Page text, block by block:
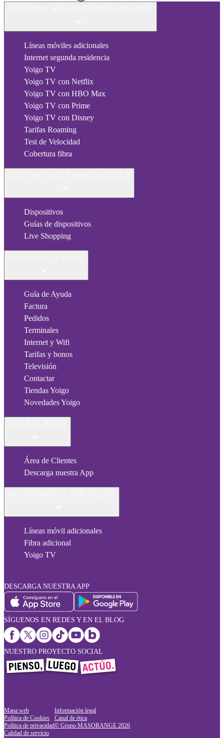
Líneas móviles adicionales
Internet segunda residencia
Yoigo TV
Yoigo TV con Netflix
Yoigo TV con HBO Max
Yoigo TV con Prime
Yoigo TV con Disney
Tarifas Roaming
Test de Velocidad
Cobertura fibra
Dispositivos
Guías de dispositivos
Live Shopping
Guía de Ayuda
Factura
Pedidos
Terminales
Internet y Wifi
Tarifas y bonos
Televisión
Contactar
Tiendas Yoigo
Novedades Yoigo
Área de Clientes
Descarga nuestra App
Líneas móvil adicionales
Fibra adicional
Yoigo TV
DESCARGA NUESTRA APP
SÍGUENOS EN REDES Y EN EL BLOG
NUESTRO PROYECTO SOCIAL
Mapa web
Política de Cookies
Política de privacidad
Calidad de servicio
Información legal
Canal de ética
© Grupo MASORANGE 2026